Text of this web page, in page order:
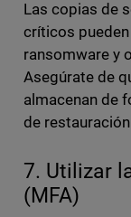
Las copias de
críticos
ransomware y
Asegúrate de
almacenan de
de
7. Utilizar
(MFA)